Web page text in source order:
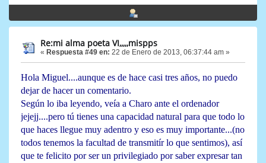
Re:mi alma poeta VI,,,,,mispps
« Respuesta #49 en: 22 de Enero de 2013, 06:37:44 am »
Hola Miguel....aunque es de hace casi tres años, no puedo
dejar de hacer un comentario.
Según lo iba leyendo, veía a Charo ante el ordenador
jejejj....pero tú tienes una capacidad natural para que todo lo
que haces llegue muy adentro y eso es muy importante...(no
todos tenemos la facultad de transmitír lo que sentimos), así
que te felicito por ser un privilegiado por saber expresar tan